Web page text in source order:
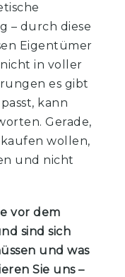
– durch diese
Eigentümer
in voller
es gibt
kann
Gerade,
wollen,
und nicht
vor dem
sind sich
und was
Sie uns –